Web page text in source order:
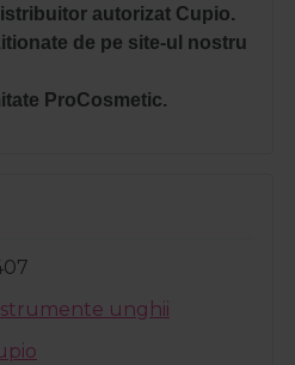
autorizat Cupio.
de pe site-ul nostru
ProCosmetic.
unghii